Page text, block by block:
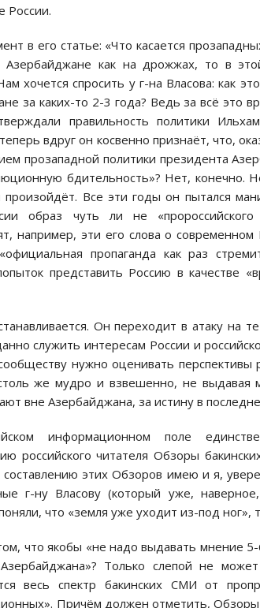
России.
в его статье: «Что касается
как на дрожжах, то в
хочется спросить у г-на Власова: как
за каких-то 2-3 года? Ведь за всё это
правильность политики
вдруг он косвенно признаёт, что,
прозападной политики президента
бдительность»? Нет, конечно.
Все эти годы он пытался
образ чуть ли не
например, эти его слова о
пропаганда как раз
представить Россию в качестве
Он переходит в атаку на
служить интересам России и
нужно оценивать
же мудро и взвешенно, не выдавая
вне Азербайджана, за истину в
информационном поле
российского читателя Обзоры
составлению этих Обзоров имею и я,
г-ну Власову (который уже,
что «земля уже уходит из-под ног»,
что якобы «не надо выдавать мнение
Только слепой не
весь спектр бакинских СМИ от
Причём должен отметить,